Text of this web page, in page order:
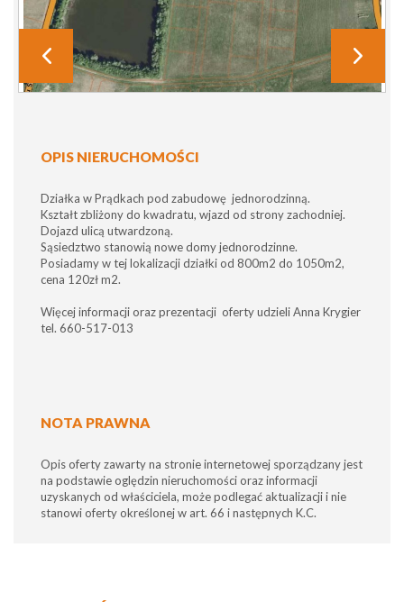
OPIS NIERUCHOMOŚCI
Działka w Prądkach pod zabudowę jednorodzinną.
Kształt zbliżony do kwadratu, wjazd od strony zachodniej.
Dojazd ulicą utwardzoną.
Sąsiedztwo stanowią nowe domy jednorodzinne.
Posiadamy w tej lokalizacji działki od 800m2 do 1050m2,
cena 120zł m2.
Więcej informacji oraz prezentacji oferty udzieli Anna Krygier
tel. 660-517-013
NOTA PRAWNA
Opis oferty zawarty na stronie internetowej sporządzany jest
na podstawie oględzin nieruchomości oraz informacji
uzyskanych od właściciela, może podlegać aktualizacji i nie
stanowi oferty określonej w art. 66 i następnych K.C.